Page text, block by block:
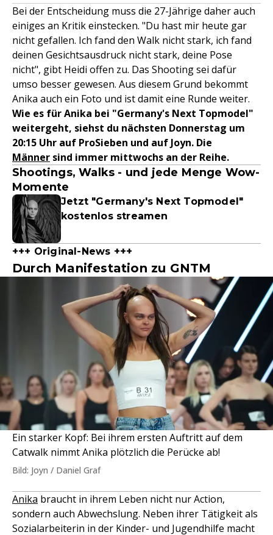
Bei der Entscheidung muss die 27-Jährige daher auch
einiges an Kritik einstecken. "Du hast mir heute gar
nicht gefallen. Ich fand den Walk nicht stark, ich fand
deinen Gesichtsausdruck nicht stark, deine Pose
nicht", gibt Heidi offen zu. Das Shooting sei dafür
umso besser gewesen. Aus diesem Grund bekommt
Anika auch ein Foto und ist damit eine Runde weiter.
Wie es für Anika bei "Germany's Next Topmodel"
weitergeht, siehst du nächsten Donnerstag um
20:15 Uhr auf ProSieben und auf Joyn. Die
Männer sind immer mittwochs an der Reihe.
Shootings, Walks - und jede Menge Wow-
Momente
Jetzt "Germany's Next Topmodel"
kostenlos streamen
+++ Original-News +++
Durch Manifestation zu GNTM
Ein starker Kopf: Bei ihrem ersten Auftritt auf dem
Catwalk nimmt Anika plötzlich die Perücke ab!
Bild: Joyn / Daniel Graf
Anika braucht in ihrem Leben nicht nur Action,
sondern auch Abwechslung. Neben ihrer Tätigkeit als
Sozialarbeiterin in der Kinder- und Jugendhilfe macht